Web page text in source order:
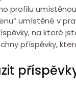
profilu
umístěné v
na které
příspěvky,